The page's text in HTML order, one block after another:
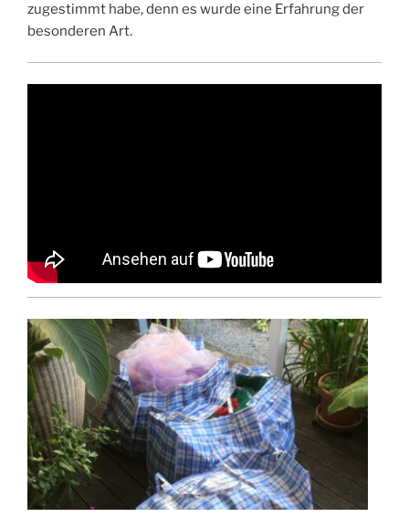
zugestimmt habe, denn es wurde eine Erfahrung der
besonderen Art.